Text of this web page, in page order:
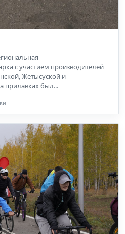
с участием производителей
Жетысуской и
прилавках был...